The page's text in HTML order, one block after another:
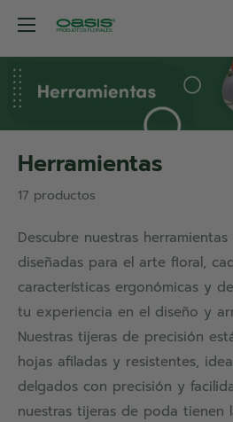
directamente
al
contenido
OASIS®
Productos
Herramientas
17 productos
Descubre nuestras
diseñadas para el arte floral,
características ergonómicas y
tu experiencia en el diseño y
Nuestras tijeras de precisión
hojas afiladas y resistentes,
delgados con precisión y
nuestras tijeras de poda tienen